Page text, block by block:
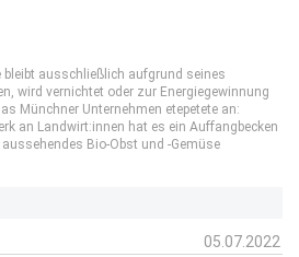
bleibt ausschließlich aufgrund seines
wird vernichtet oder zur Energiegewinnung
Münchner Unternehmen etepetete an:
an Landwirt:innen hat es ein Auffangbecken
Bio-Obst und -Gemüse
05.07.2022